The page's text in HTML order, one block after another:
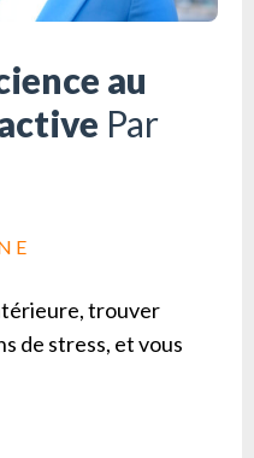
au
Par
trouver
de stress, et vous